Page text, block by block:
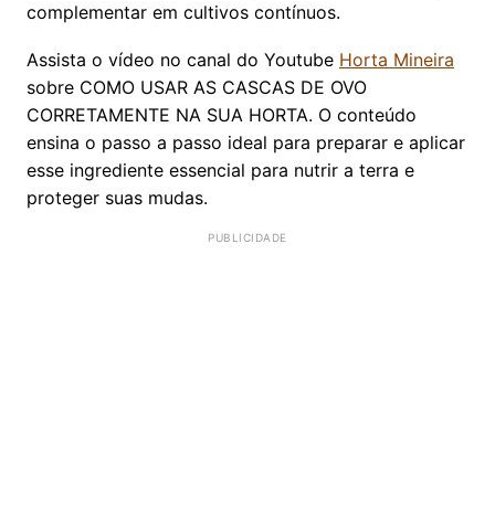
complementar em cultivos contínuos.
Assista o vídeo no canal do Youtube Horta Mineira
sobre COMO USAR AS CASCAS DE OVO
CORRETAMENTE NA SUA HORTA. O conteúdo
ensina o passo a passo ideal para preparar e aplicar
esse ingrediente essencial para nutrir a terra e
proteger suas mudas.